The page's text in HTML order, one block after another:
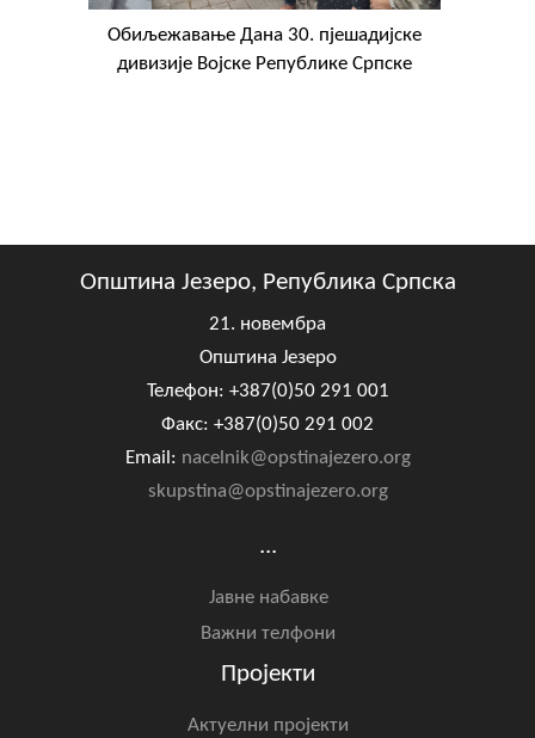
Обиљежавање Данa 30. пјешадијске
дивизије Војске Републике Српске
Општина Језеро, Република Српска
21. новембра
Општина Језеро
Телефон: +387(0)50 291 001
Факс: +387(0)50 291 002
Email: nacelnik@opstinajezero.org
skupstina@opstinajezero.org
...
Јавне набавке
Важни телфони
Пројекти
Актуелни пројекти